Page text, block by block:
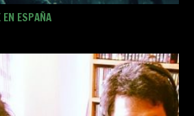
ESPAÑA